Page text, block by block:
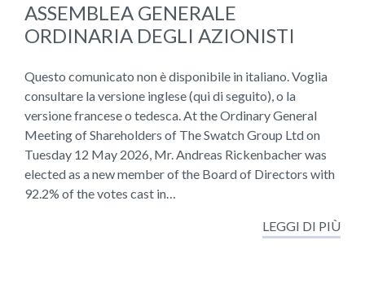
ASSEMBLEA GENERALE
ORDINARIA DEGLI AZIONISTI
Questo comunicato non è disponibile in italiano. Voglia
consultare la versione inglese (qui di seguito), o la
versione francese o tedesca. At the Ordinary General
Meeting of Shareholders of The Swatch Group Ltd on
Tuesday 12 May 2026, Mr. Andreas Rickenbacher was
elected as a new member of the Board of Directors with
92.2% of the votes cast in…
LEGGI DI PIÙ